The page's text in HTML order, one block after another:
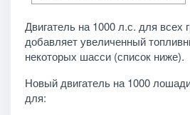
Двигатель на 1000 л.с. для всех
добавляет увеличенный
некоторых шасси (список ниже).
Новый двигатель на 1000
для: